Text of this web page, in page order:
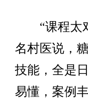
“课程太对
名村医说，
技能，全是
易懂，案例